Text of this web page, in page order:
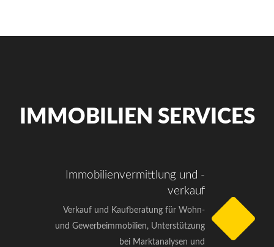
IMMOBILIEN SERVICES
Immobilienvermittlung und -
verkauf
Verkauf und Kaufberatung für Wohn-
und Gewerbeimmobilien, Unterstützung
bei Marktanalysen und